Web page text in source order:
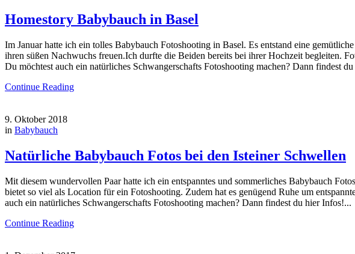
Homestory Babybauch in Basel
Im Januar hatte ich ein tolles Babybauch Fotoshooting in Basel. Es entstand eine
ihren süßen Nachwuchs freuen.Ich durfte die Beiden bereits bei ihrer Hochzeit begleiten.
Du möchtest auch ein natürliches Schwangerschafts Fotoshooting machen? Dann findest
Continue Reading
9. Oktober 2018
in Babybauch
Natürliche Babybauch Fotos bei den Isteiner Schwellen
Mit diesem wundervollen Paar hatte ich ein entspanntes und sommerliches Babybauch
bietet so viel als Location für ein Fotoshooting. Zudem hat es genügend Ruhe um
auch ein natürliches Schwangerschafts Fotoshooting machen? Dann findest du hier Infos!...
Continue Reading